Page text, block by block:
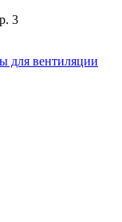
3
для вентиляции